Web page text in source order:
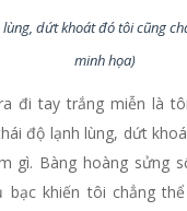
dứt khoát đó tôi cũng
minh họa)
đi tay trắng miễn là
độ lạnh lùng, dứt
gì. Bàng hoàng sửng
bạc khiến tôi chẳng